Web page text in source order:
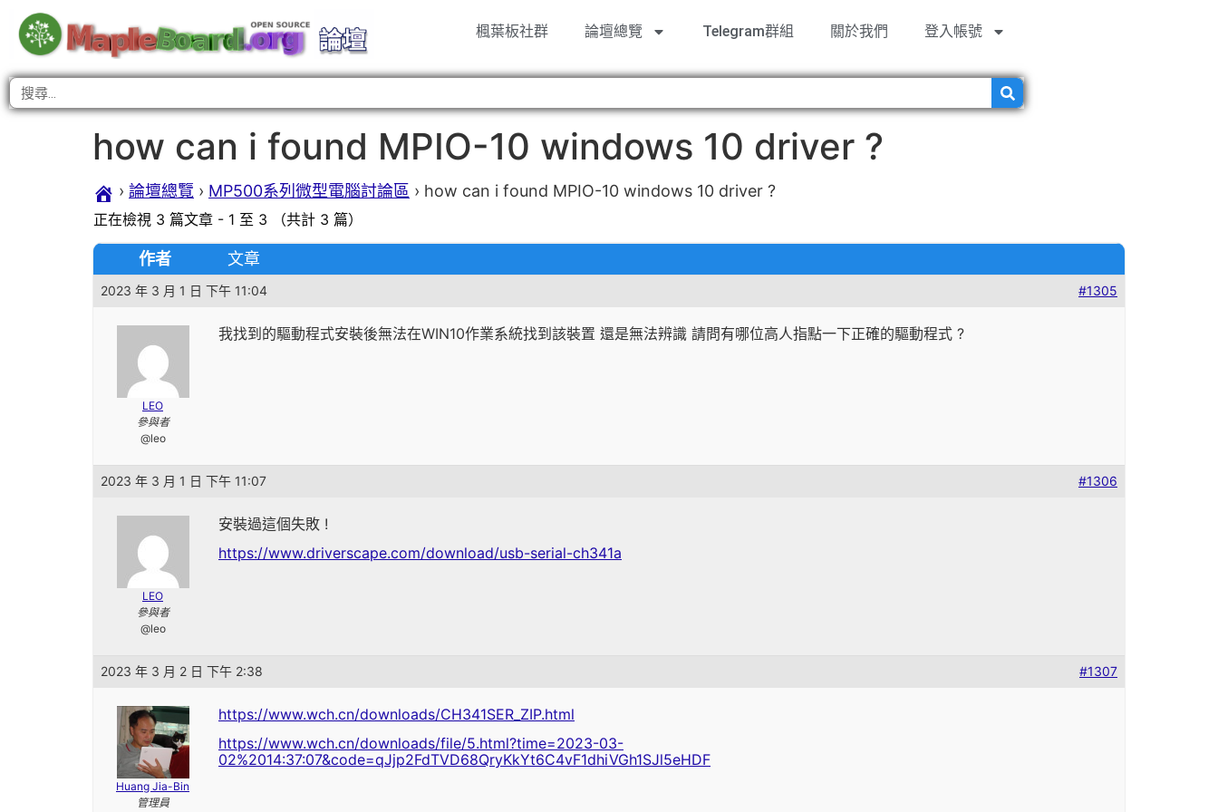
楓葉板社群 論壇總覽 Telegram群組 關於我們 登入帳號
how can i found MPIO-10 windows 10 driver ?
› 論壇總覽 › MP500系列微型電腦討論區 › how can i found MPIO-10 windows 10 driver ?
正在檢視 3 篇文章 - 1 至 3 （共計 3 篇）
作者 文章
2023 年 3 月 1 日 下午 11:04 #1305
LEO
參與者
@leo
我找到的驅動程式安裝後無法在WIN10作業系統找到該裝置 還是無法辨識 請問有哪位高人指點一下正確的驅動程式 ?
2023 年 3 月 1 日 下午 11:07 #1306
LEO
參與者
@leo
安裝過這個失敗 !
https://www.driverscape.com/download/usb-serial-ch341a
2023 年 3 月 2 日 下午 2:38 #1307
Huang Jia-Bin
管理員
https://www.wch.cn/downloads/CH341SER_ZIP.html
https://www.wch.cn/downloads/file/5.html?time=2023-03-
02%2014:37:07&code=qJjp2FdTVD68QryKkYt6C4vF1dhiVGh1SJl5eHDF